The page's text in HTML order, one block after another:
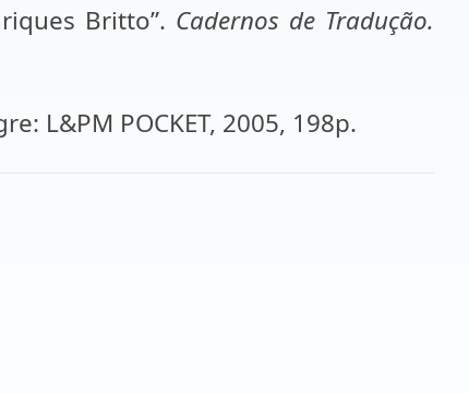
Britto”. Cadernos de Tradução.
L&PM POCKET, 2005, 198p.